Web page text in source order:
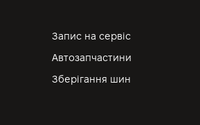
Запис на сервіс
Автозапчастини
Зберігання шин